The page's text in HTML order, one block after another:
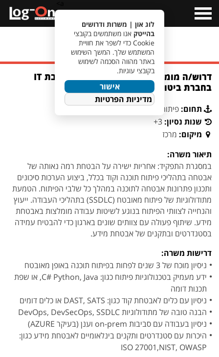
Menu
מעבר לחיפוש משרות
דרוש/ה מומחה/ית פיתוח מאובטח לחטיבת IT
בחברת ביטוח גדולה בפ"ת
תחום: פיתוח תוכנה
שנות נסיון: 3+
מיקום: מרכז
תיאור משרה:
במסגרת התפקיד: אחריות ישירה על הבטחת רמה נאותה של
אבטחה בתהליכי פיתוח תוכנה וקוד בכלל, ביצוע הערכות סיכונים
ותכנון פתרונות אבטחה לתוכנה במהלך כל שלבי הפיתוח. הטמעת
מתודולוגיות של פיתוח מאובטח (SSDLC) בתהליכי העבודה. ייעוץ
והנחייה לצוותי הפיתוח בנוגע לשיטות עבודה מומלצות באבטחת
מידע. שיתוף פעולה עם צוותים שונים בארגון כדי להבטיח עמידה
בסטנדרטים ובתקנים של אבטחת מידע.
דרישות משרה:
ניסיון מוכח של 3 שנים לפחות בפיתוח תוכנה באופן מאובטח
ידע מעמיק בטכנולוגיות פיתוח כגון: C# Python, Java, או שפת
תכנות דומה
ניסיון עם כלים לאבטחת קוד כגון: DAST, SATS או כלים דומים
הבנה טובה של מתודולוגיות DevOps, DevSecOps, SSDLC
ניסיון בעבודה עם סביבות on-prem וענן (בעיקר AZURE)
היכרות עם סטנדרטים ותקנים בינלאומיים לאבטחת מידע כגון:
ISO 27001,NIST, OWASP
לוג און | משרות ודרושים
בהייטק אנו משתמשים בקובצי
Cookie כדי לשפר את חוויית
המשתמש שלך. המשך השימוש
באתר מהווה הסכמה לשימוש
בקובצי עוגיות.
אישור
מדיניות הפרטיות